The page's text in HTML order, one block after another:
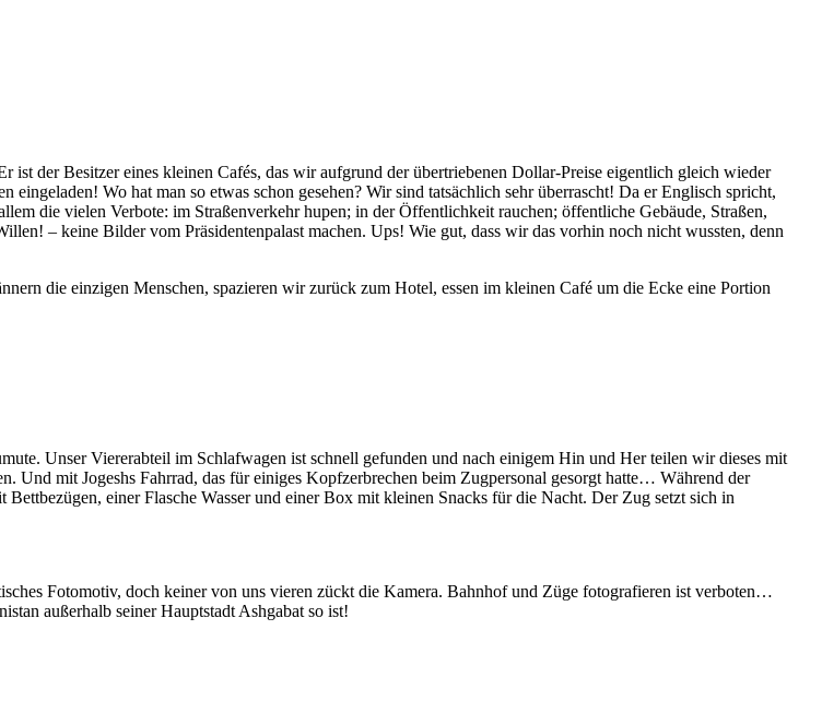
der Besitzer eines kleinen Cafés, das wir aufgrund der übertriebenen Dollar-Preise eigentlich gleich wieder
Wo hat man so etwas schon gesehen? Wir sind tatsächlich sehr überrascht! Da er Englisch spricht,
die vielen Verbote: im Straßenverkehr hupen; in der Öffentlichkeit rauchen; öffentliche Gebäude, Straßen,
– keine Bilder vom Präsidentenpalast machen. Ups! Wie gut, dass wir das vorhin noch nicht wussten, denn
die einzigen Menschen, spazieren wir zurück zum Hotel, essen im kleinen Café um die Ecke eine Portion
Unser Viererabteil im Schlafwagen ist schnell gefunden und nach einigem Hin und Her teilen wir dieses mit
Und mit Jogeshs Fahrrad, das für einiges Kopfzerbrechen beim Zugpersonal gesorgt hatte… Während der
einer Flasche Wasser und einer Box mit kleinen Snacks für die Nacht. Der Zug setzt sich in
Fotomotiv, doch keiner von uns vieren zückt die Kamera. Bahnhof und Züge fotografieren ist verboten…
außerhalb seiner Hauptstadt Ashgabat so ist!